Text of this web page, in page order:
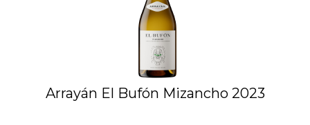
Arrayán El Bufón Mizancho 2023